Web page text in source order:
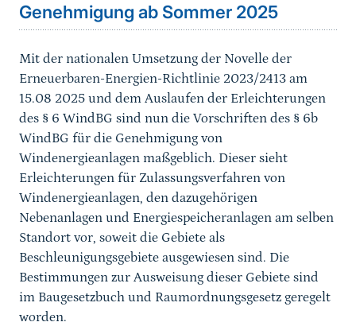
Genehmigung ab Sommer 2025
Mit der nationalen Umsetzung der Novelle der
Erneuerbaren-Energien-Richtlinie 2023/2413 am
15.08 2025 und dem Auslaufen der Erleichterungen
des § 6 WindBG sind nun die Vorschriften des § 6b
WindBG für die Genehmigung von
Windenergieanlagen maßgeblich. Dieser sieht
Erleichterungen für Zulassungsverfahren von
Windenergieanlagen, den dazugehörigen
Nebenanlagen und Energiespeicheranlagen am selben
Standort vor, soweit die Gebiete als
Beschleunigungsgebiete ausgewiesen sind. Die
Bestimmungen zur Ausweisung dieser Gebiete sind
im Baugesetzbuch und Raumordnungsgesetz geregelt
worden.